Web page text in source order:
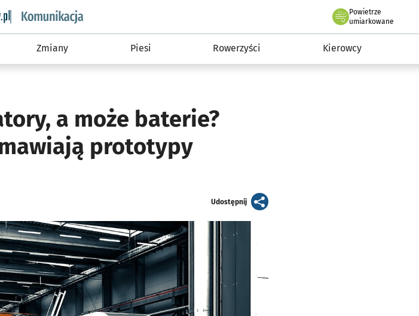
wroclaw.pl podserwis: Komunikacja
Powietrze
we Wrocławiu
umiarkowane
Zmiany Piesi Rowerzyści Kierowcy
a może baterie?
prototypy
Udostępnijartykuł